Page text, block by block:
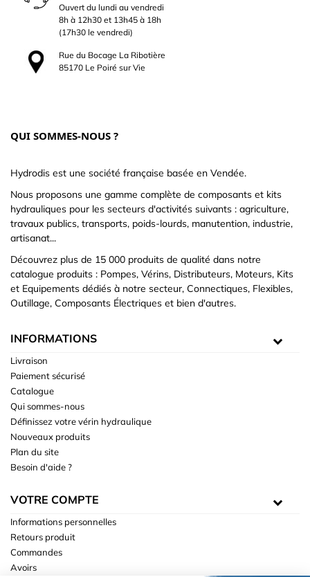
Ouvert du lundi au vendredi
8h à 12h30 et 13h45 à 18h
(17h30 le vendredi)
Rue du Bocage La Ribotière
85170 Le Poiré sur Vie
QUI SOMMES-NOUS ?
Hydrodis est une société française basée en Vendée.
Nous proposons une gamme complète de composants et kits
hydrauliques pour les secteurs d'activités suivants : agriculture,
travaux publics, transports, poids-lourds, manutention, industrie,
artisanat...
Découvrez plus de 15 000 produits de qualité dans notre
catalogue produits : Pompes, Vérins, Distributeurs, Moteurs, Kits
et Equipements dédiés à notre secteur, Connectiques, Flexibles,
Outillage, Composants Électriques et bien d'autres.
INFORMATIONS
Livraison
Paiement sécurisé
Catalogue
Qui sommes-nous
Définissez votre vérin hydraulique
Nouveaux produits
Plan du site
Besoin d'aide ?
VOTRE COMPTE
Informations personnelles
Retours produit
Commandes
Avoirs